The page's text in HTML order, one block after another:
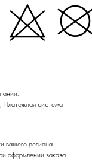
Платежная система
вашего региона.
оформлении заказа.